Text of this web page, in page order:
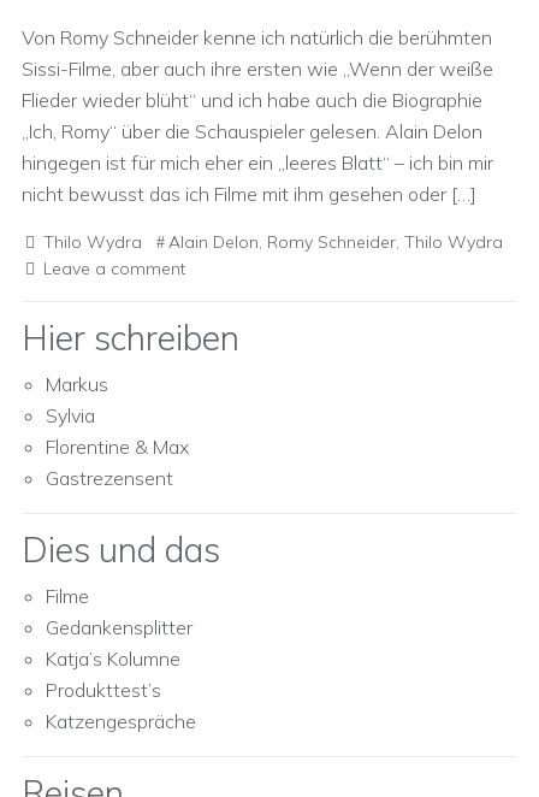
Von Romy Schneider kenne ich natürlich die berühmten
Sissi-Filme, aber auch ihre ersten wie „Wenn der weiße
Flieder wieder blüht“ und ich habe auch die Biographie
„Ich, Romy“ über die Schauspieler gelesen. Alain Delon
hingegen ist für mich eher ein „leeres Blatt“ – ich bin mir
nicht bewusst das ich Filme mit ihm gesehen oder […]
Thilo Wydra Alain Delon, Romy Schneider, Thilo Wydra
Leave a comment
Hier schreiben
Markus
Sylvia
Florentine & Max
Gastrezensent
Dies und das
Filme
Gedankensplitter
Katja’s Kolumne
Produkttest’s
Katzengespräche